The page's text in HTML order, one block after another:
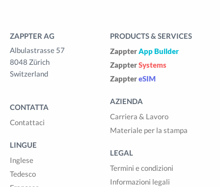
ZAPPTER AG
Albulastrasse 57
8048 Zürich
Switzerland
CONTATTA
Contattaci
LINGUE
Inglese
Tedesco
PRODUCTS & SERVICES
ZappterApp Builder
ZappterSystems
ZapptereSIM
AZIENDA
Carriera & Lavoro
Materiale per la stampa
LEGAL
Termini e condizioni
Informazioni legali